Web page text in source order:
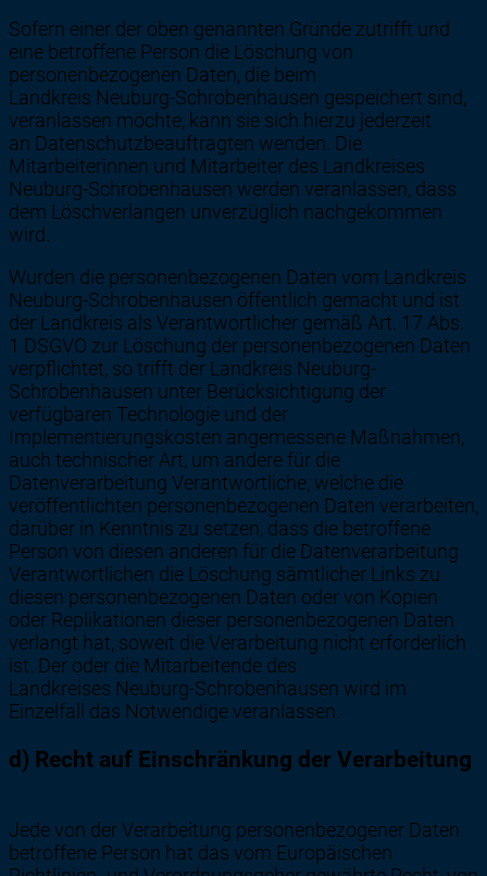
Sofern einer der oben genannten Gründe zutrifft und
eine betroffene Person die Löschung von
personenbezogenen Daten, die beim
Landkreis Neuburg-Schrobenhausen gespeichert sind,
veranlassen möchte, kann sie sich hierzu jederzeit
an Datenschutzbeauftragten wenden. Die
Mitarbeiterinnen und Mitarbeiter des Landkreises
Neuburg-Schrobenhausen werden veranlassen, dass
dem Löschverlangen unverzüglich nachgekommen
wird.
Wurden die personenbezogenen Daten vom Landkreis
Neuburg-Schrobenhausen öffentlich gemacht und ist
der Landkreis als Verantwortlicher gemäß Art. 17 Abs.
1 DSGVO zur Löschung der personenbezogenen Daten
verpflichtet, so trifft der Landkreis Neuburg-
Schrobenhausen unter Berücksichtigung der
verfügbaren Technologie und der
Implementierungskosten angemessene Maßnahmen,
auch technischer Art, um andere für die
Datenverarbeitung Verantwortliche, welche die
veröffentlichten personenbezogenen Daten verarbeiten,
darüber in Kenntnis zu setzen, dass die betroffene
Person von diesen anderen für die Datenverarbeitung
Verantwortlichen die Löschung sämtlicher Links zu
diesen personenbezogenen Daten oder von Kopien
oder Replikationen dieser personenbezogenen Daten
verlangt hat, soweit die Verarbeitung nicht erforderlich
ist. Der oder die Mitarbeitende des
Landkreises Neuburg-Schrobenhausen wird im
Einzelfall das Notwendige veranlassen.
d) Recht auf Einschränkung der Verarbeitung
Jede von der Verarbeitung personenbezogener Daten
betroffene Person hat das vom Europäischen